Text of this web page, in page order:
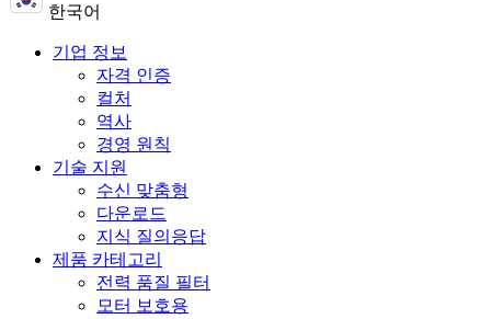
한국어
기업 정보
자격 인증
컬처
역사
경영 원칙
기술 지원
수신 맞춤형
다운로드
지식 질의응답
제품 카테고리
전력 품질 필터
모터 보호용